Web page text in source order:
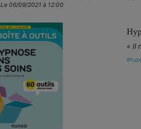
Le 06/09/2021 à 12:00
« Il